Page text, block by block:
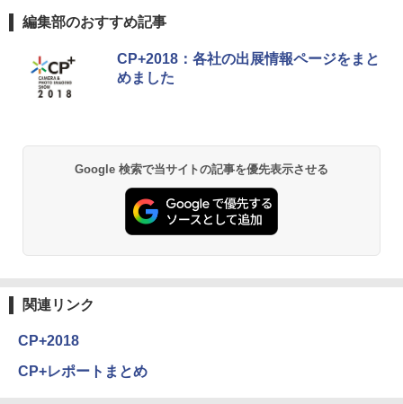
編集部のおすすめ記事
CP+2018：各社の出展情報ページをまと
めました
Google 検索で当サイトの記事を優先表示させる
関連リンク
CP+2018
CP+レポートまとめ